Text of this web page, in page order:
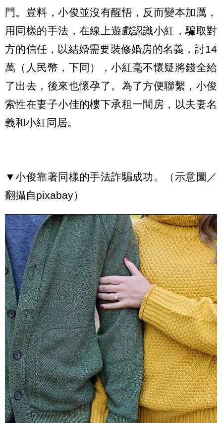
門。豈料，小俊並沒有醒悟，反而變本加厲，
用同樣的手法，在線上遊戲認識小紅，騙取對
方的信任，以結婚需要裝修婚房的名義，討14
萬（人民幣，下同），小紅毫不懷疑將錢全給
了出去，後來也懷孕了。為了方便聯繫，小俊
索性在妻子小佳的樓下承租一間房，以夫妻名
義和小紅同居。
▼小俊靠著同樣的手法詐騙成功。（示意圖／
翻攝自pixabay）